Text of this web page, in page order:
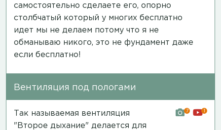
самостоятельно сделаете его, опорно
столбчатый который у многих бесплатно
идет мы не делаем потому что я не
обманываю никого, это не фундамент даже
если бесплатно!
Вентиляция под пологами
Так называемая вентиляция
"Второе дыхание" делается для
7 1